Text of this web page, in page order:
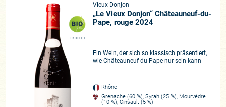
FR-BIO-01
Vieux Donjon
„Le Vieux Donjon“ Châteauneuf-du-
Pape, rouge 2024
Ein Wein, der sich so klassisch präsentiert,
wie Châteauneuf-du-Pape nur sein kann
Rhône
Grenache (60 %), Syrah (25 %), Mourvèdre
(10 %), Cinsault (5 %)